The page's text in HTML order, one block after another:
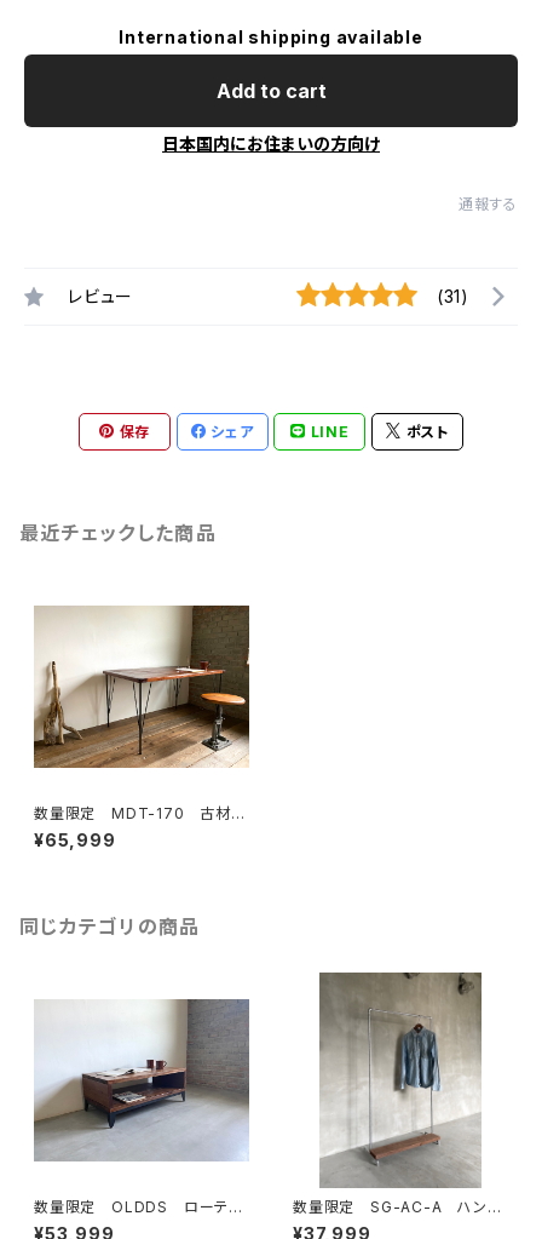
International shipping available
Add to cart
日本国内にお住まいの方向け
通報する
レビュー (31)
保存 シェア LINE ポスト
最近チェックした商品
数量限定 MDT-170 古材
ワークデスク カフェテーブ
ル テーブル ダイニングテー
¥65,999
同じカテゴリの商品
数量限定 OLDDS ローテー
ブル コーヒーテーブル テー
¥53,999
数量限定 SG-AC-A ハンガ
ーラック 古材棚板 パイプ
¥37,999